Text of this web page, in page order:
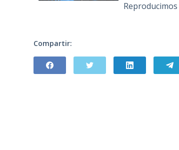
Compartir: